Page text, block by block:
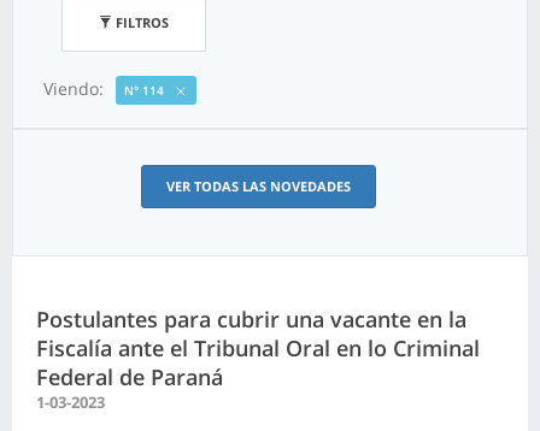
FILTROS
Viendo: N° 114
VER TODAS LAS NOVEDADES
Postulantes para cubrir una vacante en la
Fiscalía ante el Tribunal Oral en lo Criminal
Federal de Paraná
1-03-2023